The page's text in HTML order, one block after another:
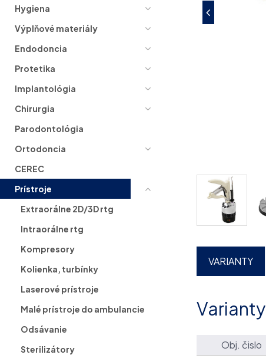
Hygiena
Výplňové materiály
Endodoncia
Protetika
Implantológia
Chirurgia
Parodontológia
Ortodoncia
CEREC
Prístroje
Extraorálne 2D/3D rtg
Intraorálne rtg
Kompresory
Kolienka, turbínky
Laserové prístroje
Malé prístroje do ambulancie
Odsávanie
Sterilizátory
VARIANTY
Varianty
Obj. čislo